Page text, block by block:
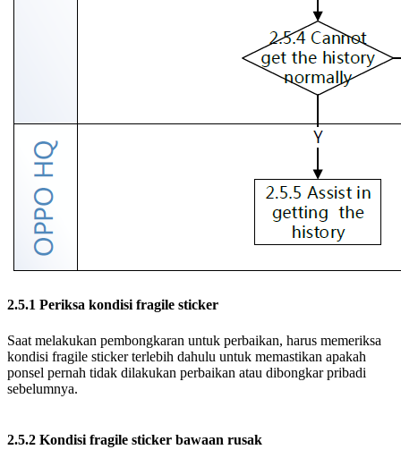
2.5.1 Periksa kondisi fragile sticker
Saat melakukan pembongkaran untuk perbaikan, harus memeriksa
kondisi fragile sticker terlebih dahulu untuk memastikan apakah
ponsel pernah tidak dilakukan perbaikan atau dibongkar pribadi
sebelumnya.
2.5.2 Kondisi fragile sticker bawaan rusak